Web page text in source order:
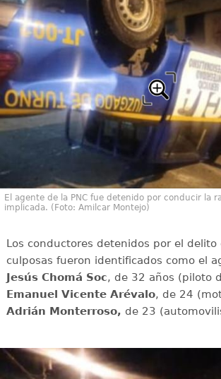
El agente de la PNC fue detenido por conducir la
implicada. (Foto: Amilcar Montejo)
Los conductores detenidos por el delito
culposas fueron identificados como el
Jesús Chomá Soc, de 32 años (piloto
Emanuel Vicente Arévalo, de 24
Adrián Monterroso, de 23